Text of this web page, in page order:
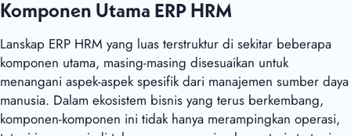
Komponen Utama ERP HRM
Lanskap ERP HRM yang luas terstruktur di sekitar beberapa
komponen utama, masing-masing disesuaikan untuk
menangani aspek-aspek spesifik dari manajemen sumber daya
manusia. Dalam ekosistem bisnis yang terus berkembang,
komponen-komponen ini tidak hanya merampingkan operasi,